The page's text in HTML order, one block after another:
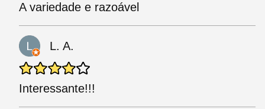
A variedade e razoável
L. A.
Interessante!!!